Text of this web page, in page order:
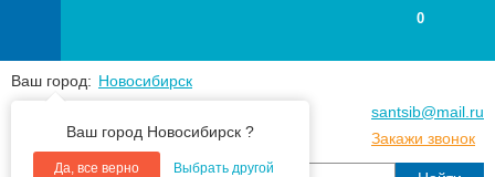
Ваш город: Новосибирск
Ваш город Новосибирск ?
Да, все верно Выбрать другой
+7(383) 213 79 30
santsib@mail.ru
Закажи звонок
0